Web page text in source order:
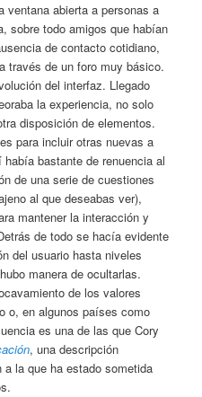
ventana abierta a personas a
sobre todo amigos que habían
de contacto cotidiano,
través de un foro muy básico.
del interfaz. Llegado
la experiencia, no solo
disposición de elementos.
para incluir otras nuevas a
bastante de renuencia al
de una serie de cuestiones
al que deseabas ver),
mantener la interacción y
de todo se hacía evidente
del usuario hasta niveles
manera de ocultarlas.
de los valores
o, en algunos países como
es una de las que Cory
, una descripción
a la que ha estado sometida